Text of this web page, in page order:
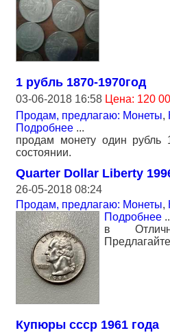
1 рубль 1870-1970год
03-06-2018 16:58 Цена: 120
Продам, предлагаю: Монеты,
Подробнее ...
продам монету один рубль
состоянии.
Quarter Dollar Liberty
26-05-2018 08:24
Продам, предлагаю: Монеты,
Подробнее
в
Купюры ссср 1961 года